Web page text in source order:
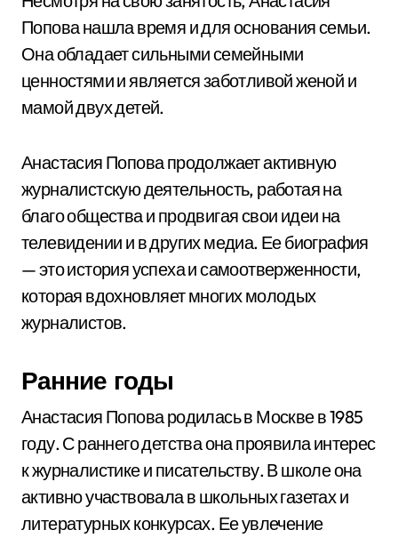
Попова нашла время и для основания семьи.
Она обладает сильными семейными
ценностями и является заботливой женой и
мамой двух детей.
Анастасия Попова продолжает активную
журналистскую деятельность, работая на
благо общества и продвигая свои идеи на
телевидении и в других медиа. Ее биография
— это история успеха и самоотверженности,
которая вдохновляет многих молодых
журналистов.
Ранние годы
Анастасия Попова родилась в Москве в 1985
году. С раннего детства она проявила интерес
к журналистике и писательству. В школе она
активно участвовала в школьных газетах и
литературных конкурсах. Ее увлечение